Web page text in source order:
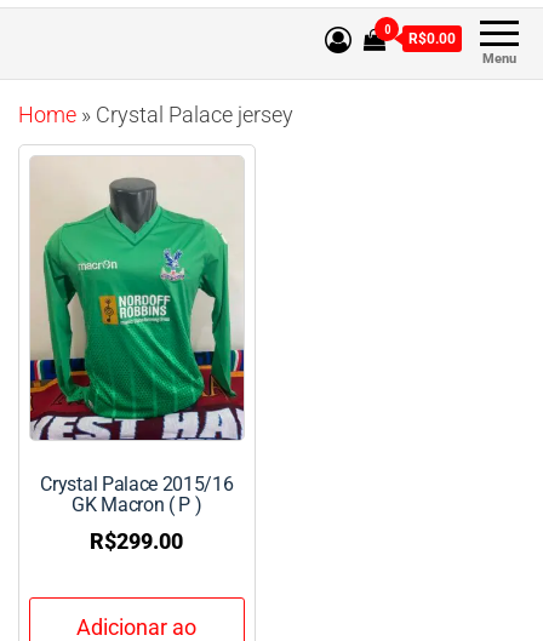
Menu
0
R$0.00
Home » Crystal Palace jersey
Crystal Palace 2015/16
GK Macron ( P )
R$299.00
Adicionar ao